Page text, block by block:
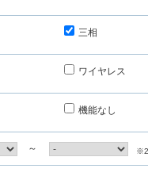
三相
ワイヤレス
機能なし
～